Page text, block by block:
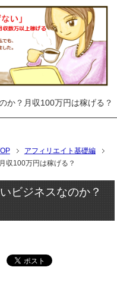
か？月収100万円は稼げる？
アフィリエイト基礎編
収100万円は稼げる？
ビジネスなのか？